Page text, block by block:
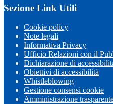
Sezione Link Utili
Cookie policy
Note legali
Informativa Privacy
Ufficio Relazioni con il
Dichiarazione di
Obiettivi di accessibilità
Whistleblowing
Gestione consensi cookie
Amministrazione trasparente